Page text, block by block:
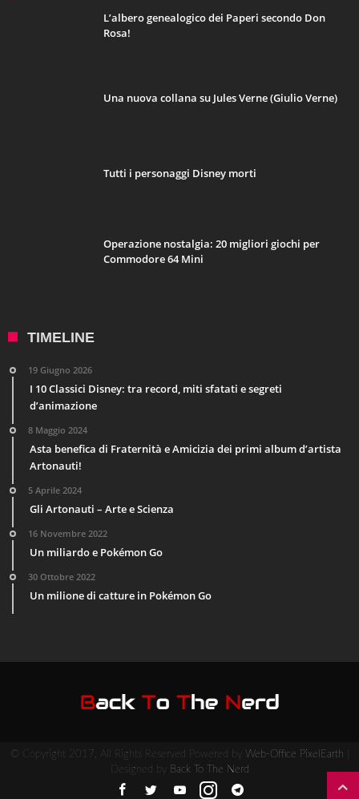
L’albero genealogico dei Paperi secondo Don
Rosa!
Una nuova collana su Jules Verne (Giulio Verne)
Tutti i personaggi Disney morti
Operazione nostalgia: 20 migliori giochi per
Commodore 64 Mini
TIMELINE
19 Giugno 2026
I 10 Classici Disney: tra record, miti sfatati e segreti
d’animazione
8 Maggio 2024
Asta benefica di Fraternità e Amicizia dei primi album d’artista
Artonauti!
5 Aprile 2024
Gli Artonauti – Arte e Scienza
16 Novembre 2022
Un miliardo e Pokémon Go
30 Ottobre 2022
Un milione di catture in Pokémon Go
© Copyright 2017, All Rights Reserved Powered by Web-Office PixelEarth
Designed by
Back To The Nerd